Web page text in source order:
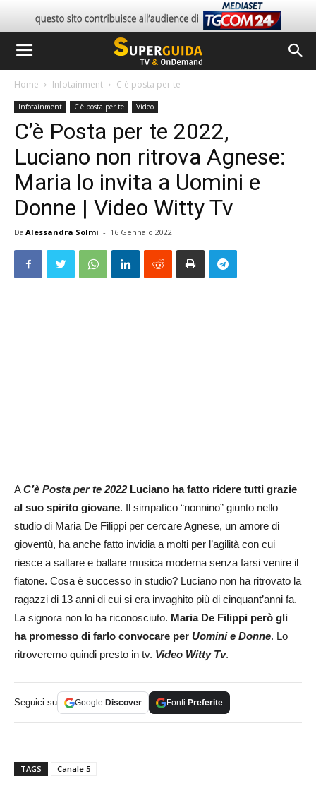
Home Infotainment C'è posta per te
Infotainment C'è posta per te Video
C’è Posta per te 2022,
Luciano non ritrova Agnese:
Maria lo invita a Uomini e
Donne | Video Witty Tv
Da Alessandra Solmi - 16 Gennaio 2022
AC’è Posta per te 2022 Luciano ha fatto ridere tutti grazie
al suo spirito giovane. Il simpatico “nonnino” giunto nello
studio di Maria De Filippi per cercare Agnese, un amore di
gioventù, ha anche fatto invidia a molti per l’agilità con cui
riesce a saltare e ballare musica moderna senza farsi venire il
fiatone. Cosa è successo in studio? Luciano non ha ritrovato la
ragazzi di 13 anni di cui si era invaghito più di cinquant’anni fa.
La signora non lo ha riconosciuto. Maria De Filippi però gli
ha promesso di farlo convocare per Uomini e Donne. Lo
ritroveremo quindi presto in tv. Video Witty Tv.
Seguici su Google Discover Fonti Preferite
TAGS Canale 5